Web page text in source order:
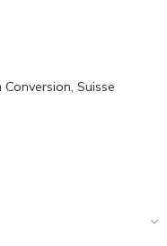
Suisse